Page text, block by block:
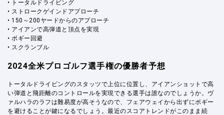
• トータルドライビング
• ストロークゲインドアプローチ
• 150～200ヤードからのアプローチ
• アイアンで高弾道と頂点を実現
• ボギー回避
• スクランブル
2024全米プロゴルフ選手権の優勝者予想
トータルドライビングのスタッツで上位に位置し、アイアンショットで高
い弾道と飛距離のコントロールを実現できる選手は誰なのでしょうか。ヴ
ァルハラのラフは難易度が高そうなので、フェアウェイから出ずにボギー
を避けることが鍵になるでしょう。最近のスコアトレンドがこのまま続